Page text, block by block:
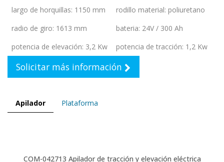
largo de horquillas: 1150 mm rodillo material: poliuretano
radio de giro: 1613 mm bateria: 24V / 300 Ah
potencia de elevación: 3,2 Kw potencia de tracción: 1,2 Kw
Solicitar más información
Apilador Plataforma
COM-042713 Apilador de tracción y elevación eléctrica